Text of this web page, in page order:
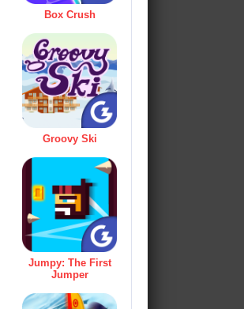
Box Crush
Groovy Ski
Jumpy: The First
Jumper